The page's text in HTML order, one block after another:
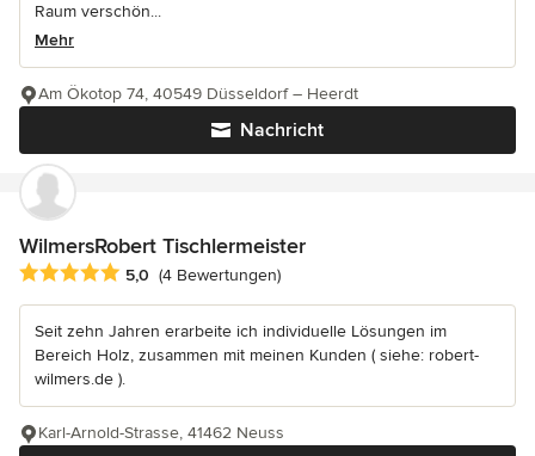
Raum verschön...
Mehr
Nachricht
Am Ökotop 74, 40549 Düsseldorf – Heerdt
WilmersRobert Tischlermeister
Durchschnittliche Bewertung: 5 von 5 Sternen
5,0 (4 Bewertungen)
Seit zehn Jahren erarbeite ich individuelle Lösungen im
Bereich Holz, zusammen mit meinen Kunden ( siehe: robert-
wilmers.de ).
Karl-Arnold-Strasse, 41462 Neuss